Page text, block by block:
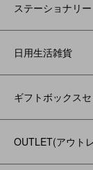
ステーショナリー
日用生活雑貨
ギフトボックスセ
OUTLET(アウト